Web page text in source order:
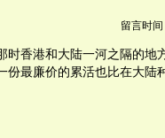
留言时间
时香港和大陆一河之隔的地
份最廉价的累活也比在大陆